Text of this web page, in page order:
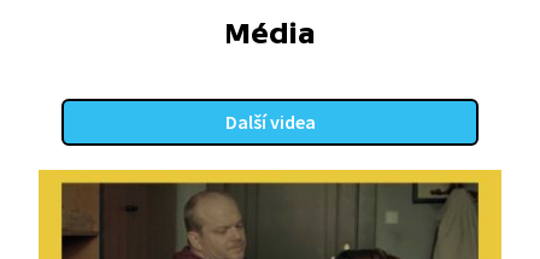
seriál TeleRevize 2.0.Média
Další videa